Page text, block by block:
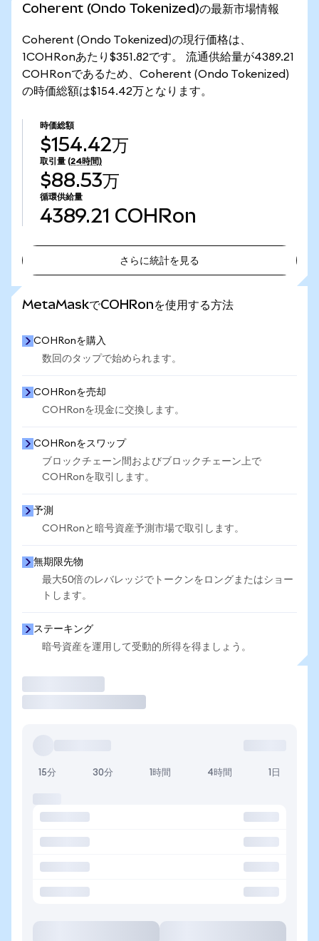
Coherent (Ondo Tokenized)の最新市場情報
Coherent (Ondo Tokenized)の現行価格は、
1COHRonあたり$351.82です。 流通供給量が4389.21
COHRonであるため、Coherent (Ondo Tokenized)
の時価総額は$154.42万となります。
時価総額
$154.42万
取引量 (24時間)
$88.53万
循環供給量
4389.21 COHRon
さらに統計を見る
MetaMaskでCOHRonを使用する方法
COHRonを購入
数回のタップで始められます。
COHRonを売却
COHRonを現金に交換します。
COHRonをスワップ
ブロックチェーン間およびブロックチェーン上で
COHRonを取引します。
予測
COHRonと暗号資産予測市場で取引します。
無期限先物
最大50倍のレバレッジでトークンをロングまたはショー
トします。
ステーキング
暗号資産を運用して受動的所得を得ましょう。
15分 30分 1時間 4時間 1日